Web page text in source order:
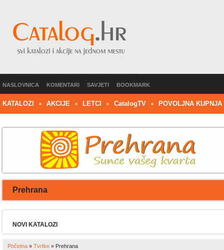
NASLOVNICA KOMENTARI SAVJETI BOOKMARK
KATALOZI AKCIJE LETCI CatalogTV POVOLJNA KUPNJA
Prehrana
NOVI KATALOZI
Početna » Tvrtke » Prehrana